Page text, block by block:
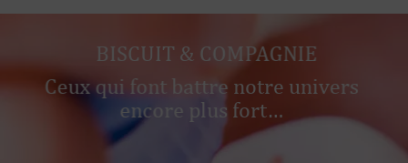
BISCUIT & COMPAGNIE
Ceux qui font battre notre univers
encore plus fort…